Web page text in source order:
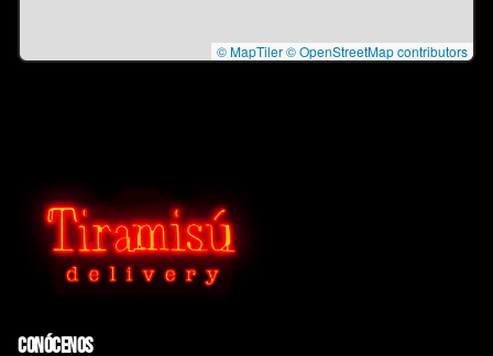
© MapTiler© OpenStreetMap contributors
Conócenos